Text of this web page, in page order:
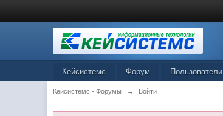
Кейсистемс Форум Пользователи
Кейсистемс - Форумы → Войти